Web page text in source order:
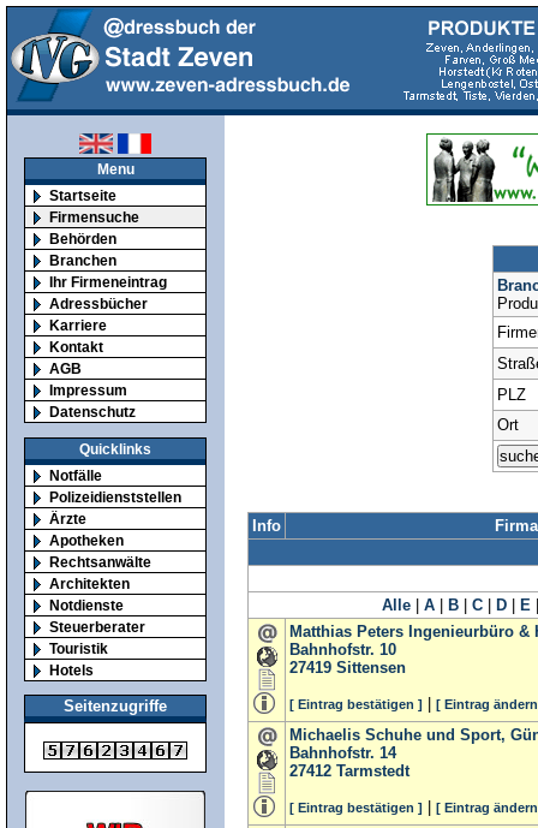
Menu
Startseite
Firmensuche
Behörden
Branchen
Ihr Firmeneintrag
Adressbücher
Karriere
Kontakt
AGB
Impressum
Datenschutz
Quicklinks
Notfälle
Polizeidienststellen
Ärzte
Apotheken
Rechtsanwälte
Architekten
Notdienste
Steuerberater
Touristik
Hotels
Seitenzugriffe
PLZ
Ort
Info Firma
Alle A B C D E
Matthias Peters Ingenieurbüro &
Bahnhofstr. 10
27419 Sittensen
[ Eintrag bestätigen ] [ Eintrag
Michaelis Schuhe und Sport,
Bahnhofstr. 14
27412 Tarmstedt
[ Eintrag bestätigen ] [ Eintrag